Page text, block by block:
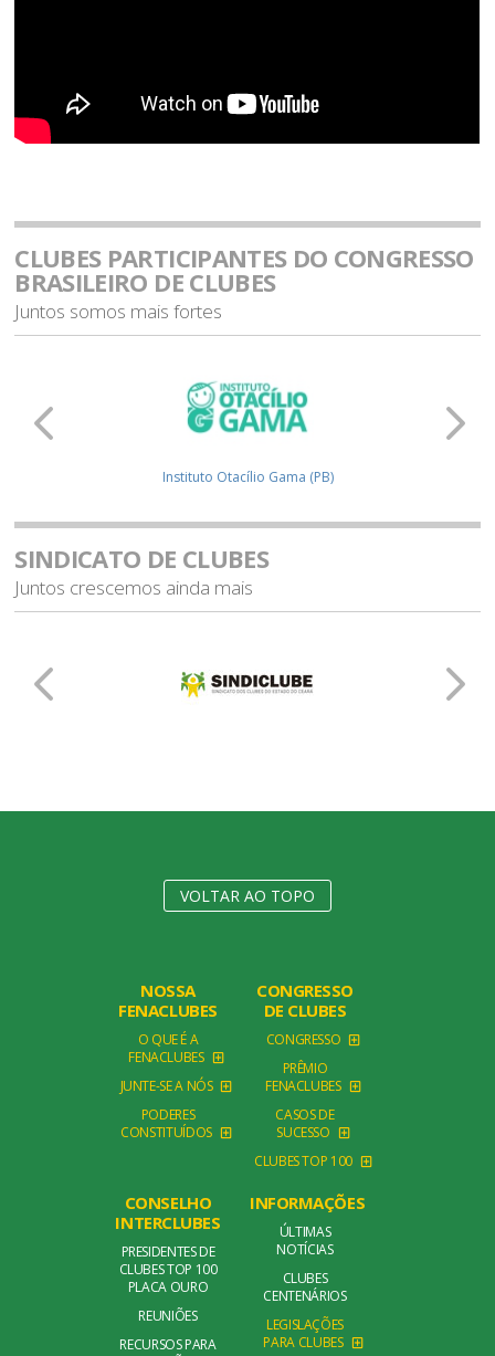
CLUBES PARTICIPANTES DO CONGRESSO
BRASILEIRO DE CLUBES
Juntos somos mais fortes
Instituto Otacílio Gama (PB)
SINDICATO DE CLUBES
Juntos crescemos ainda mais
VOLTAR AO TOPO
NOSSA
FENACLUBES
O QUE É A
FENACLUBES
JUNTE-SE A NÓS
PODERES
CONSTITUÍDOS
CONGRESSO
DE CLUBES
CONGRESSO
PRÊMIO
FENACLUBES
CASOS DE
SUCESSO
CLUBES TOP 100
CONSELHO
INTERCLUBES
PRESIDENTES DE
CLUBES TOP 100
PLACA OURO
REUNIÕES
RECURSOS PARA
INFORMAÇÕES
ÚLTIMAS
NOTÍCIAS
CLUBES
CENTENÁRIOS
LEGISLAÇÕES
PARA CLUBES